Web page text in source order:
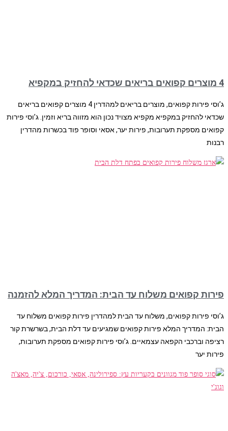
4 מוצרים קפואים בריאים שכדאי להחזיק במקפיא
ג’וסי פירות קפואים, מוצרים בריאים למהדרין 4 מוצרים קפואים בריאים
שכדאי להחזיק במקפיא מקפיא מצויד נכון הוא מזווה בריא וזמין. ג’וסי פירות
קפואים מספקת תערובות, פירות יער, אסאי וסופר פוד בכשרות מהדרין
רבנות
פירות קפואים משלוח עד הבית: המדריך המלא להזמנה
ג’וסי פירות קפואים, משלוח עד הבית למהדרין פירות קפואים משלוח עד
הבית: המדריך המלא פירות קפואים שמגיעים עד דלת הבית, בשרשרת קור
רציפה וברכבי הקפאה עצמאיים. ג’וסי פירות קפואים מספקת תערובות,
פירות יער